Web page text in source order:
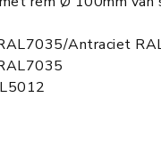
Antraciet